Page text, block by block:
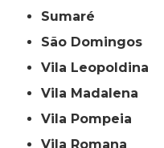
Sumaré
São Domingos
Vila Leopoldina
Vila Madalena
Vila Pompeia
Vila Romana